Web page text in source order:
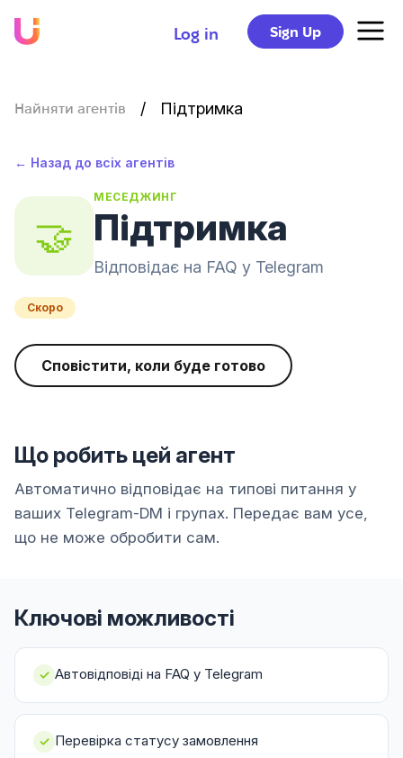
Log in Sign Up
Найняти агентів / Підтримка
← Назад до всіх агентів
🤝
МЕСЕДЖИНГ
Підтримка
Відповідає на FAQ у Telegram
Скоро
Сповістити, коли буде готово
Що робить цей агент
Автоматично відповідає на типові питання у
ваших Telegram-DM і групах. Передає вам усе,
що не може обробити сам.
Ключові можливості
✓ Автовідповіді на FAQ у Telegram
✓ Перевірка статусу замовлення